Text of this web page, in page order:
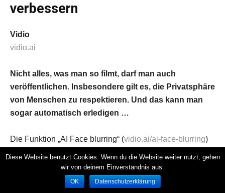
verbessern
Vidio
vidio.ai
Nicht alles, was man so filmt, darf man auch
veröffentlichen. Insbesondere gilt es, die Privatsphäre
von Menschen zu respektieren. Und das kann man
sogar automatisch erledigen …
Die Funktion „AI Face blurring“ (vidio.ai/ai-face-blurring)
machen, indem es sie verpixelt. Dabei ist die KI
sinnvollerweise imstande, den Gesichtern in dem Video
Diese Website benutzt Cookies. Wenn du die Website weiter nutzt, gehen
wir von deinem Einverständnis aus.
OK Datenschutzerklärung